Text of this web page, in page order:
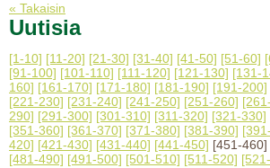
« Takaisin
Uutisia
[1-10] [11-20] [21-30] [31-40] [41-50] [51-60]
[91-100] [101-110] [111-120] [121-130] [131-
160] [161-170] [171-180] [181-190] [191-200]
[221-230] [231-240] [241-250] [251-260]
290] [291-300] [301-310] [311-320] [321-330]
[351-360] [361-370] [371-380] [381-390]
420] [421-430] [431-440] [441-450] [451-460]
[481-490] [491-500] [501-510] [511-520]